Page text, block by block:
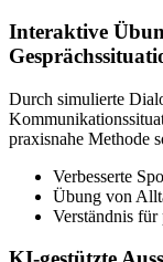
Interaktive
Durch simulierte
praxisnahe Methode
Verbesserte
Übung von
Verständnis für